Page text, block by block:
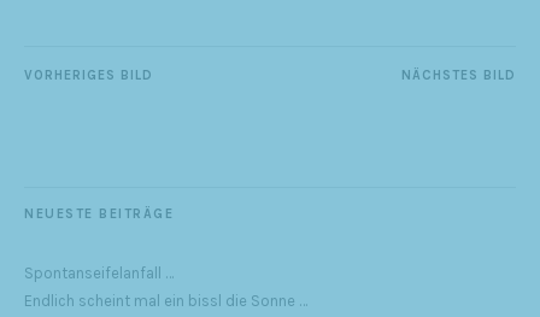
NÄCHSTES BILD
VORHERIGES BILD
NEUESTE BEITRÄGE
Spontanseifelanfall …
Endlich scheint mal ein bissl die Sonne …